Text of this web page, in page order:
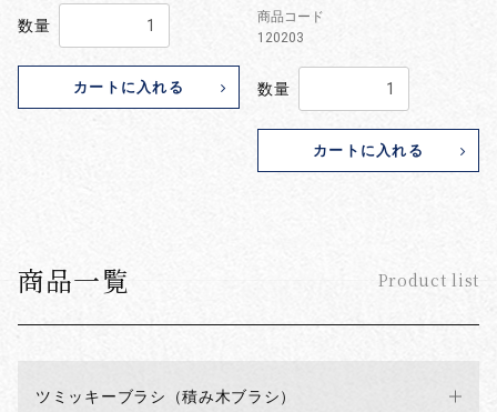
商品一覧 Product list
ツミッキーブラシ（積み木ブラシ）
数量
カートに入れる
商品コード
120203
数量
カートに入れる
お買い物を続ける カートへ進む